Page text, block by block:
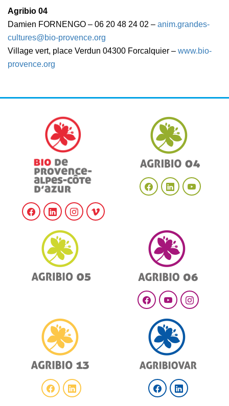
Agribio 04
Damien FORNENGO – 06 20 48 24 02 – anim.grandes-
cultures@bio-provence.org
Village vert, place Verdun 04300 Forcalquier – www.bio-
provence.org